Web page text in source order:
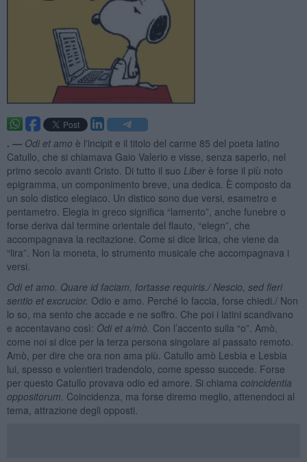
. — Odi et amo è l'incipit e il titolo del carme 85 del poeta latino
Catullo, che si chiamava Gaio Valerio e visse, senza saperlo, nel
primo secolo avanti Cristo. Di tutto il suo Liberè forse il più noto
epigramma, un componimento breve, una dedica È composto da
un solo distico elegiaco. Un distico sono due versi, esametro e
pentametro. Elegia in greco significa “lamento”, anche funebre o
forse deriva dal termine orientale del flauto, “elegn”, che
accompagnava la recitazione. Come si dice lirica, che viene da
“lira”. Non la moneta, lo strumento musicale che accompagnava i
versi.
Odi et amo. Quare id faciam, fortasse requiris./ Nescio, sed fieri
sentio et excrucior. Odio e amo. Perché lo faccia, forse chiedi./ Non
lo so, ma sento che accade e ne soffro. Che poi i latini scandivano
e accentavano così: Òdi et a/mò. Con l’accento sulla “o”. Amò,
come noi si dice per la terza persona singolare al passato remoto.
Amò, per dire che ora non ama più. Catullo amò Lesbia e Lesbia
lui, spesso e volentieri tradendolo, come spesso succede. Forse
per questo Catullo provava odio ed amore. Si chiama coincidentia
oppositorum. Coincidenza, ma forse diremo meglio, attenendoci al
tema, attrazione degli opposti.